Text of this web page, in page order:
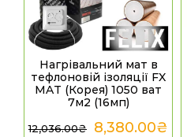
Нагрівальний мат в
тефлоновій ізоляції FX
MAT (Корея) 1050 ват
7м2 (16мп)
12,036.00₴ 8,380.00₴